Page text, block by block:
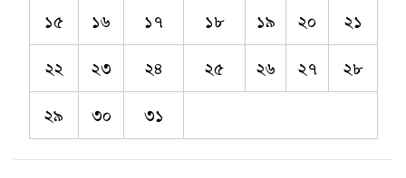
১৫
১৬ ১৭ ১৮ ১৯ ২০
২১
২২
২৩ ২৪ ২৫ ২৬ ২৭
২৮
২৯
৩০ ৩১